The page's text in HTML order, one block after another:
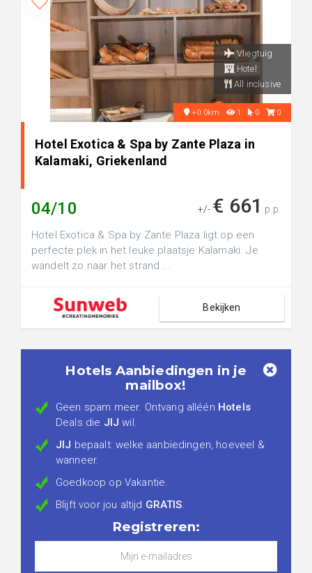
Vliegtuig
Hotel
All inclusive
+0.0km 1 0 0
Hotel Exotica & Spa by Zante Plaza in
Kalamaki, Griekenland
04/10 +/- € 661 p.p.
Hotel Exotica & Spa by Zante Plaza ligt op een
perfecte plek in het leuke plaatsje Kalamaki. Je
wandelt zo naar het strand ...
Bekijken
Hotels Aanbiedingen in je
mailbox!
Geen spam meer. Ontvang alléén Hotels
Deals die JIJ wil.
JIJ bepaalt: welke aanbiedingen, hoeveel &
wanneer.
Goedkoop op Vakantie.
Blijft voor jou altijd GRATIS.
Registreren: